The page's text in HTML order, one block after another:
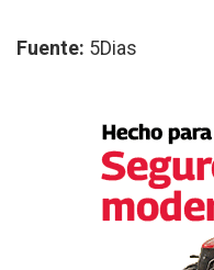
Fuente: 5Dias